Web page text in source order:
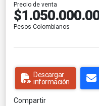
Precio de venta
Pesos Colombianos
Descargar
información
Compartir